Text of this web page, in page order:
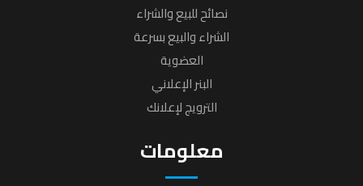
نصائح للبيع والشراء
الشراء والبيع بسرعة
العضوية
البنر الإعلاني
الترويج لإعلانك
معلومات